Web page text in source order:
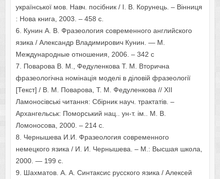
української мов. Навч. посібник / І. В. Корунець. – Вінниця
: Нова книга, 2003. – 458 с.
6. Кунин А. В. Фразеология современного английского
язика / Александр Владимирович Кунин. — М.
Международные отношения, 2006. – 342 с
7. Поварова В. М., Федуленкова Т. М. Вторична
фразеологічна номінація моделі в діловій фразеології
[Текст] / В. М. Поварова, Т. М. Федуленкова // ХІІ
Ламоносівські читання: Сбірник науч. трактатів. –
Архангельськ: Поморський нац.. ун-т. ім.. М. В.
Ломоносова, 2000. – 214 с.
8. Чернышева И.И. Фразеология современного
немецкого язика / И. И. Чернышева. – М.: Высшая школа,
2000. — 199 с.
9. Шахматов. А. А. Синтаксис русского язика / Алексей